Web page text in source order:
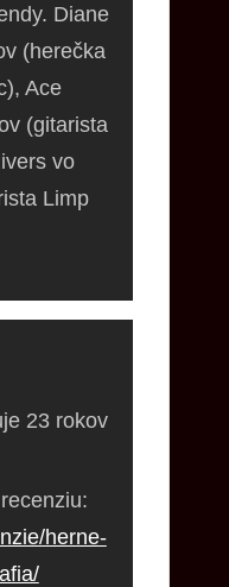
Diane
(herečka
Ace
(gitarista
vo
Limp
23 rokov
herne-